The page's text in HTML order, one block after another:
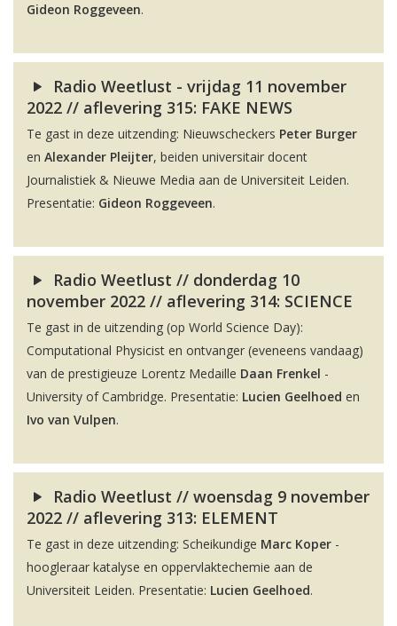
Gideon Roggeveen.
Radio Weetlust - vrijdag 11 november
2022 // aflevering 315: FAKE NEWS
Te gast in deze uitzending: Nieuwscheckers Peter Burger
en Alexander Pleijter, beiden universitair docent
Journalistiek & Nieuwe Media aan de Universiteit Leiden.
Presentatie: Gideon Roggeveen.
Radio Weetlust // donderdag 10
november 2022 // aflevering 314: SCIENCE
Te gast in de uitzending (op World Science Day):
Computational Physicist en ontvanger (eveneens vandaag)
van de prestigieuze Lorentz Medaille Daan Frenkel -
University of Cambridge. Presentatie: Lucien Geelhoed en
Ivo van Vulpen.
Radio Weetlust // woensdag 9 november
2022 // aflevering 313: ELEMENT
Te gast in deze uitzending: Scheikundige Marc Koper -
hoogleraar katalyse en oppervlaktechemie aan de
Universiteit Leiden. Presentatie: Lucien Geelhoed.